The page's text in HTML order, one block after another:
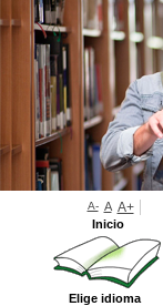
A- A A+
Inicio
Elige idioma